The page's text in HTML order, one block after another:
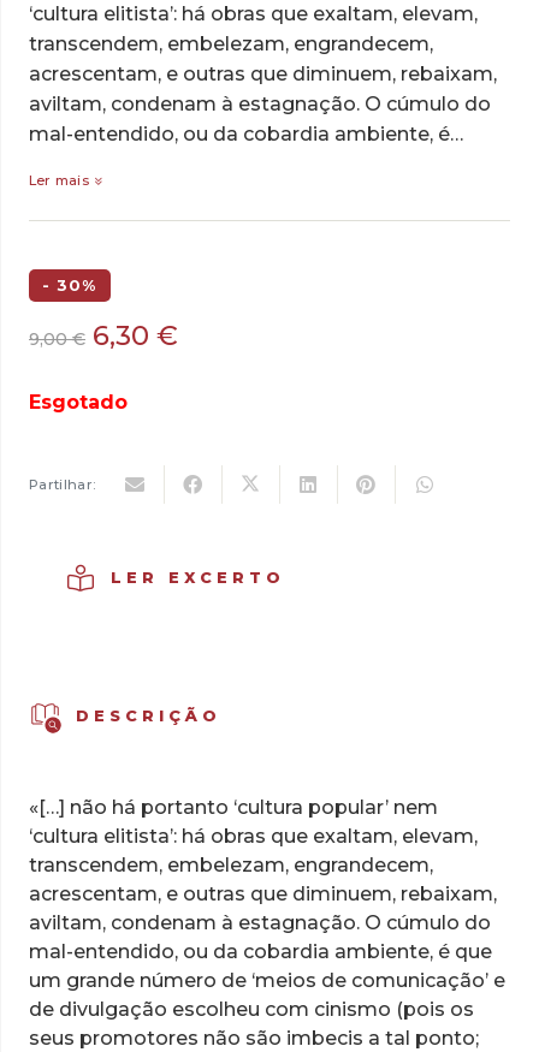
‘cultura elitista’: há obras que exaltam, elevam,
transcendem, embelezam, engrandecem,
acrescentam, e outras que diminuem, rebaixam,
aviltam, condenam à estagnação. O cúmulo do
mal-entendido, ou da cobardia ambiente, é…
Ler mais
- 30%
9,00€ O
original
6,30 €
Esgotado
Partilhar:
LER EXCERTO
DESCRIÇÃO
«[…] não há portanto ‘cultura popular’ nem
‘cultura elitista’: há obras que exaltam, elevam,
transcendem, embelezam, engrandecem,
acrescentam, e outras que diminuem, rebaixam,
aviltam, condenam à estagnação. O cúmulo do
mal-entendido, ou da cobardia ambiente, é que
um grande número de ‘meios de comunicação’ e
de divulgação escolheu com cinismo (pois os
seus promotores não são imbecis a tal ponto;